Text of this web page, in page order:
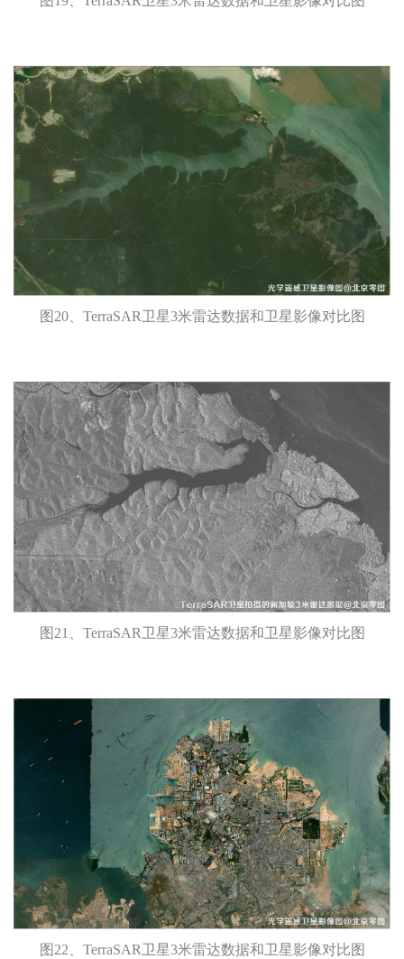
图20、TerraSAR卫星3米雷达数据和卫星影像对比图
图21、TerraSAR卫星3米雷达数据和卫星影像对比图
图22、TerraSAR卫星3米雷达数据和卫星影像对比图